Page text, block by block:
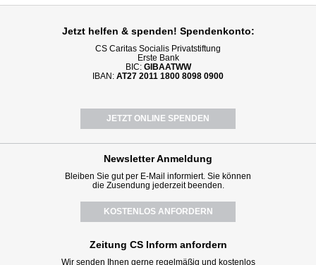
Jetzt helfen & spenden! Spendenkonto:
CS Caritas Socialis Privatstiftung
Erste Bank
BIC: GIBAATWW
IBAN: AT27 2011 1800 8098 0900
JETZT ONLINE SPENDEN
NewsletterAnmeldung
Bleiben Sie gut per E-Mail informiert. Sie können
die Zusendung jederzeit beenden.
KOSTENLOS ANFORDERN
Zeitung CS Inform anfordern
Wir senden Ihnen gerne regelmäßig und kostenlos